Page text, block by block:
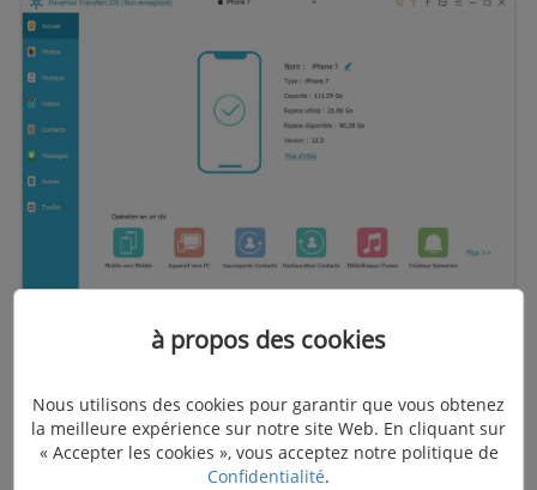
Cliquez sur « Contacts », vous pourrez voir
tous les contacts sur votre iPhone. Cochez les contacts
que vous voulez transférer et faites un clic droit
ensuite cliquez sur « Exporter vers le PC » puis « Vers
Outlook » pour exporter votre contacts vers un fichier
à propos des cookies
Nous utilisons des cookies pour garantir que vous obtenez
la meilleure expérience sur notre site Web. En cliquant sur
« Accepter les cookies », vous acceptez notre politique de
Confidentialité.